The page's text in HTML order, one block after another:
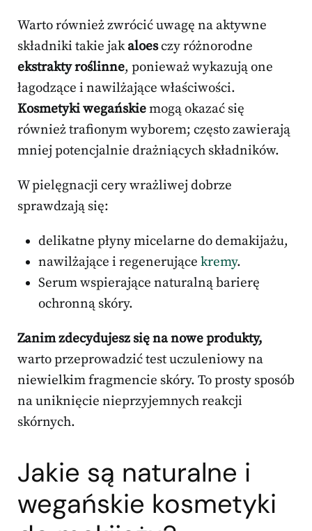
Warto również zwrócić uwagę na aktywne
składniki takie jakaloesczy różnorodne
ekstrakty roślinne, ponieważ wykazują one
łagodzące i nawilżające właściwości.
Kosmetyki wegańskiemogą okazać się
również trafionym wyborem; często zawierają
mniej potencjalnie drażniących składników.
W pielęgnacji cery wrażliwej dobrze
sprawdzają się:
delikatne płyny micelarne do demakijażu,
nawilżające i regenerujące kremy.
Serum wspierające naturalną barierę
ochronną skóry.
Zanim zdecydujesz się na nowe produkty,
warto przeprowadzić test uczuleniowy na
niewielkim fragmencie skóry. To prosty sposób
na uniknięcie nieprzyjemnych reakcji
skórnych.
Jakie są naturalne i
wegańskie kosmetyki